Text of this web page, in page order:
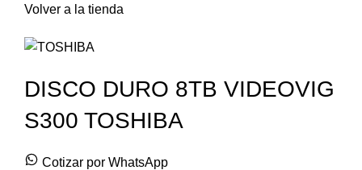
Volver a la tienda
DISCO DURO 8TB VIDEOVIG
S300 TOSHIBA
Cotizar por WhatsApp